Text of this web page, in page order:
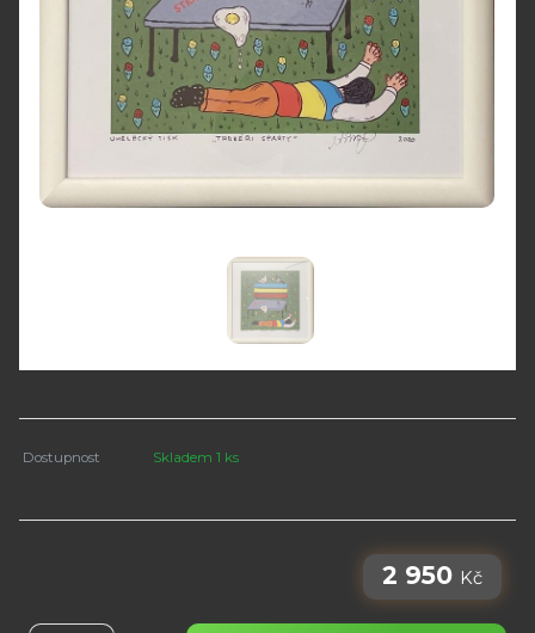
Dostupnost Skladem 1 ks
2 950 Kč